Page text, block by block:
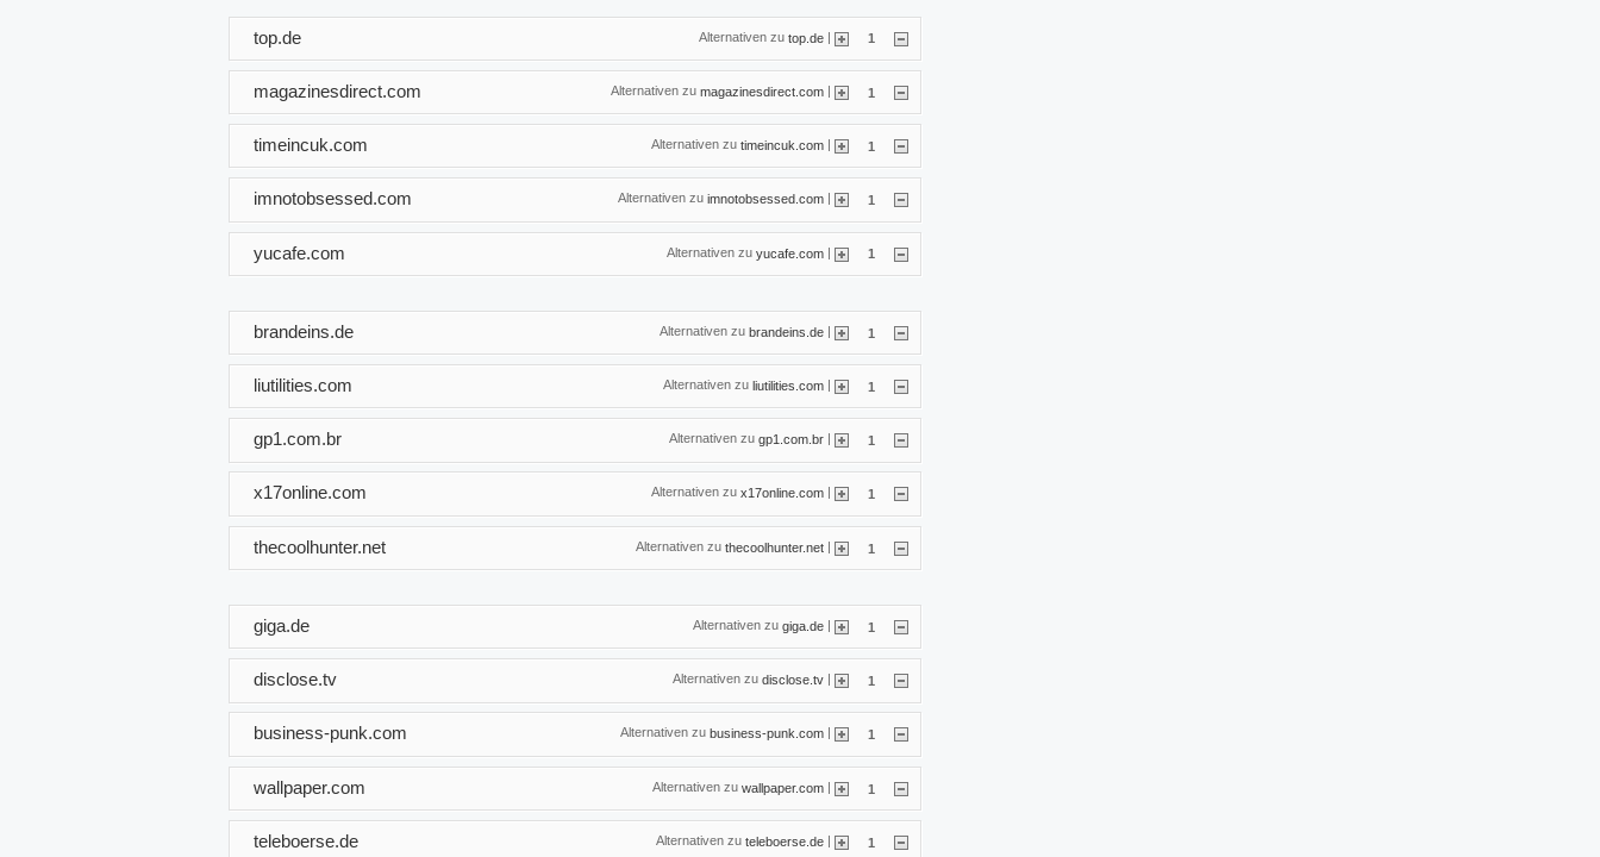
Alternativen zu top.de | 1
top.de
Alternativen zu magazinesdirect.com | 1
magazinesdirect.com
Alternativen zu timeincuk.com | 1
timeincuk.com
Alternativen zu imnotobsessed.com 1
imnotobsessed.com
Alternativen zu yucafe.com | 1
yucafe.com
Alternativen zu brandeins.de | 1
brandeins.de
Alternativen zu liutilities.com | 1
liutilities.com
Alternativen zu gp1.com.br 1
gp1.com.br
Alternativen zu x17online.com 1
x17online.com
Alternativen zu thecoolhunter.net | 1
thecoolhunter.net
Alternativen zu giga.de | 1
giga.de
Alternativen zu disclose.tv | 1
disclose.tv
Alternativen zu business-punk.com 1
business-punk.com
Alternativen zu wallpaper.com | 1
wallpaper.com
Alternativen zu teleboerse.de | 1
teleboerse.de